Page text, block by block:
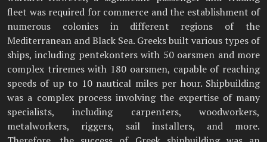
fleet was required for commerce and the establishment of
numerous colonies in different regions of the
Mediterranean and Black Sea. Greeks built various types of
ships, including pentekonters with 50 oarsmen and more
complex triremes with 180 oarsmen, capable of reaching
speeds of up to 10 nautical miles per hour. Shipbuilding
was a complex process involving the expertise of many
specialists, including carpenters, woodworkers,
metalworkers, riggers, sail installers, and more.